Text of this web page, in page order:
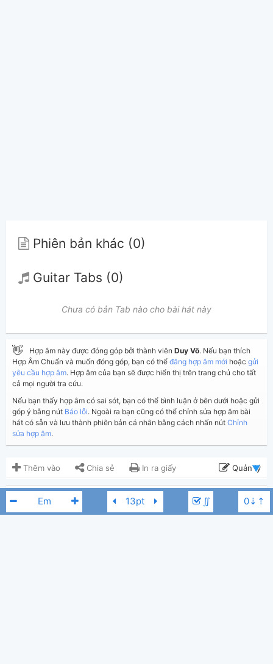
∬
Phiên bản khác (0)
Guitar Tabs (0)
Chưa có bản Tab nào cho bài hát này
👋 Hợp âm này được đóng góp bởi thành viên Duy Võ. Nếu bạn thích
Hợp Âm Chuẩn và muốn đóng góp, bạn có thể đăng hợp âm mới hoặc gửi
yêu cầu hợp âm. Hợp âm của bạn sẽ được hiển thị trên trang chủ cho tất
cả mọi người tra cứu.
Nếu bạn thấy hợp âm có sai sót, bạn có thể bình luận ở bên dưới hoặc gửi
góp ý bằng nút Báo lỗi. Ngoài ra bạn cũng có thể chỉnh sửa hợp âm bài
hát có sẵn và lưu thành phiên bản cá nhân bằng cách nhấn nút Chỉnh
sửa hợp âm.
Thêm vào Chia sẻ In ra giấy Quản lý
ngày 9 tháng 05, 2021
Lượt xem: 1,952
BÌNH LUẬN